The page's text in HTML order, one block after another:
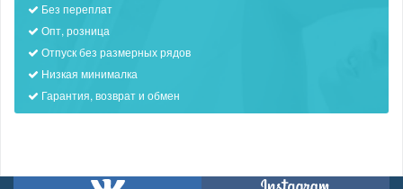
Без переплат
Опт, розница
Отпуск без размерных рядов
Низкая минималка
Гарантия, возврат и обмен